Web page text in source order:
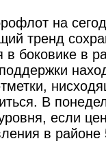
на
тренд
в боковике в
В
если
в